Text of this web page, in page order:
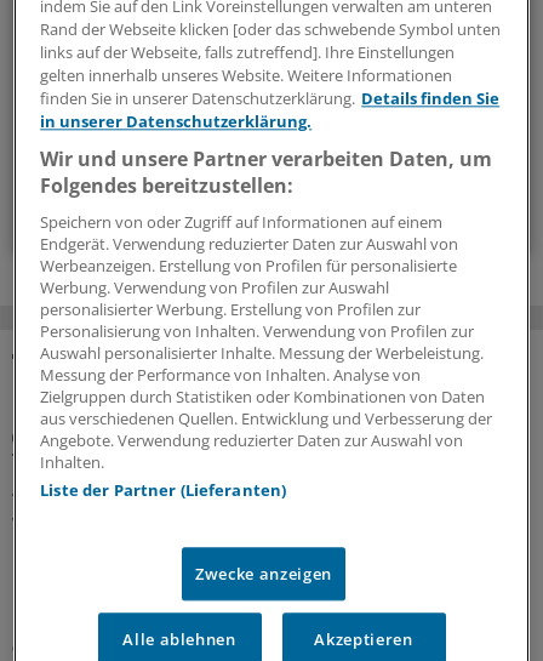
Persönlichkeiten und Kolleginnen und Kollegen, die etwas
Neues wagen: In diesem Newsletter erzählen wir
Geschichten aus dem (Arbeits-)Leben.
vier Mal im Jahr (Mittwoch)
Zum Abonnieren bitte anmelden
MEHR ZUM THEMA
Porträt
Traumberuf Arzt: Für die Weiterbildung von
Aleppo nach Osnabrück
Wenn sie den Arztkittel tragen, sind die Zwillinge Yachar
und Yaman Shehabi kaum auseinanderzuhalten.
Deshalb versorgen sie Patienten nur im Doppelpack.
Doch das ist längst nicht ihre einzige Herausforderung.
08.08.2026
indem Sie auf den Link Voreinstellungen verwalten am unteren
Rand der Webseite klicken [oder das schwebende Symbol unten
links auf der Webseite, falls zutreffend]. Ihre Einstellungen
gelten innerhalb unseres Website. Weitere Informationen
finden Sie in unserer Datenschutzerklärung. Details finden Sie
in unserer Datenschutzerklärung.
Wir und unsere Partner verarbeiten Daten, um
Folgendes bereitzustellen:
Speichern von oder Zugriff auf Informationen auf einem
Endgerät. Verwendung reduzierter Daten zur Auswahl von
Werbeanzeigen. Erstellung von Profilen für personalisierte
Werbung. Verwendung von Profilen zur Auswahl
personalisierter Werbung. Erstellung von Profilen zur
Personalisierung von Inhalten. Verwendung von Profilen zur
Auswahl personalisierter Inhalte. Messung der Werbeleistung.
Messung der Performance von Inhalten. Analyse von
Zielgruppen durch Statistiken oder Kombinationen von Daten
aus verschiedenen Quellen. Entwicklung und Verbesserung der
Angebote. Verwendung reduzierter Daten zur Auswahl von
Inhalten.
Liste der Partner (Lieferanten)
Zwecke anzeigen
Alle ablehnen Akzeptieren